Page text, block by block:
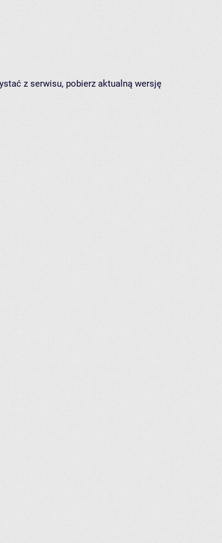
z serwisu, pobierz aktualną wersję